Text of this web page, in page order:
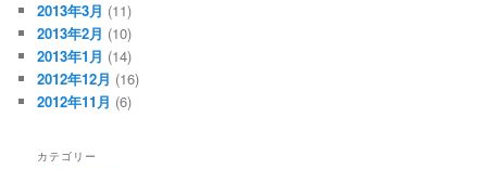
2013年3月 (11)
2013年2月 (10)
2013年1月 (14)
2012年12月 (16)
2012年11月 (6)
カテゴリー